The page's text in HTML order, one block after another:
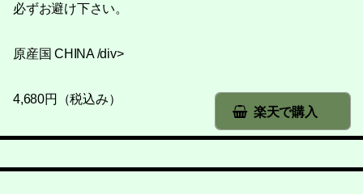
必ずお避け下さい。
原産国 CHINA /div>
楽天で購入
4,680円（税込み）